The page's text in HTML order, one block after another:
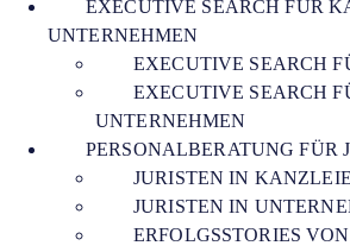
EXECUTIVE SEARCH FÜR
UNTERNEHMEN
EXECUTIVE SEARCH
EXECUTIVE SEARCH
UNTERNEHMEN
PERSONALBERATUNG FÜR
JURISTEN IN
JURISTEN IN
ERFOLGSSTORIES